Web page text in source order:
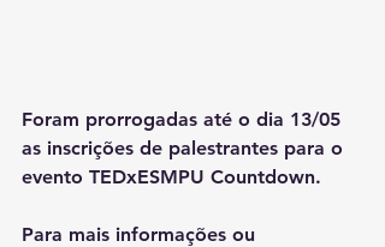
Foram prorrogadas até o dia 13/05
as inscrições de palestrantes para o
evento TEDxESMPU Countdown.
Para mais informações ou